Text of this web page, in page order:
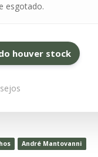
esgotado.
houver stock
André Mantovanni